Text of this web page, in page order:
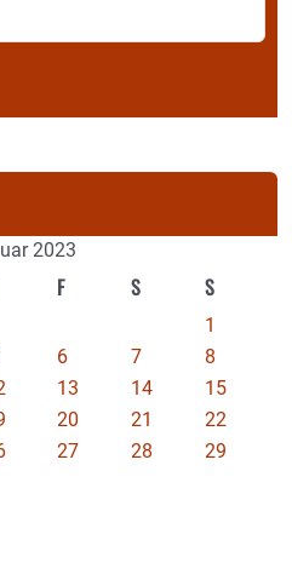
2023
F S S
1
6 7
8
13 14
15
20 21
22
27 28
29